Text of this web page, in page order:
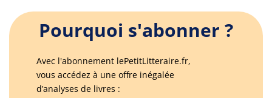
Pourquoi s'abonner ?
Avec l'abonnement lePetitLitteraire.fr,
vous accédez à une offre inégalée
d’analyses de livres :